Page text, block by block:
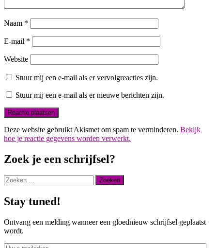
Naam *
E-mail *
Website
Stuur mij een e-mail als er vervolgreacties zijn.
Stuur mij een e-mail als er nieuwe berichten zijn.
Deze website gebruikt Akismet om spam te verminderen. Bekijk
hoe je reactie gegevens worden verwerkt.
Zoek je een schrijfsel?
Zoeken
naar:
Stay tuned!
Ontvang een melding wanneer een gloednieuw schrijfsel geplaatst
wordt.